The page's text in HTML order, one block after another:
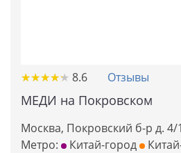
★★★★★
★★★★★ 8.6 Отзывы
МЕДИ на Покровском
Москва, Покровский б-р д. 4/
Метро:
Китай-город